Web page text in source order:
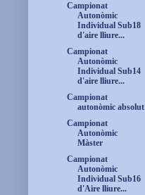
Campionat
Autonòmic
Individual Sub18
d'aire lliure...
Campionat
Autonòmic
Individual Sub14
d'aire lliure...
Campionat
autonòmic absolut
Campionat
Autonòmic
Màster
Campionat
Autonòmic
Individual Sub16
d'Aire lliure...